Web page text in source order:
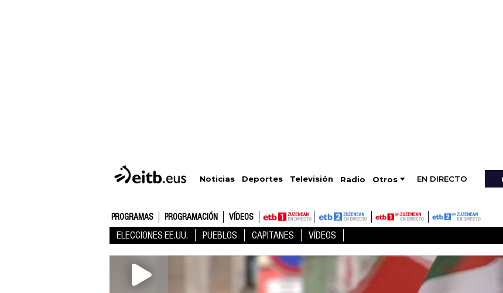
Noticias Deportes Televisión Radio Otros EN DIRECTO
PROGRAMAS PROGRAMACIÓN VÍDEOS
ELECCIONES EE.UU. PUEBLOS CAPITANES VÍDEOS